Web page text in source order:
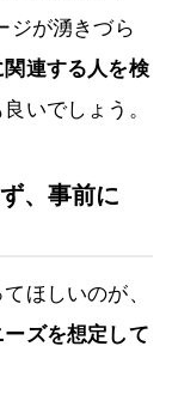
ジが湧きづら
連する人を検
いでしょう。
、事前に
ほしいのが、
ーズを想定して